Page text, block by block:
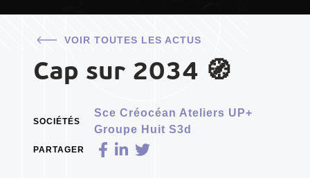
VOIR TOUTES LES ACTUS
Cap sur 2034 🧭
SOCIÉTÉS
Sce Créocéan Ateliers UP+
Groupe Huit S3d
PARTAGER